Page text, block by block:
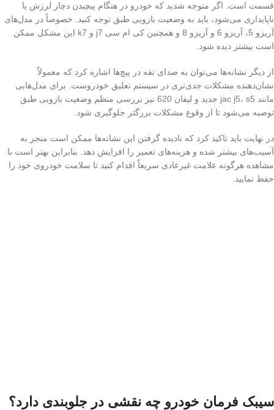
قسمت است. اگر متوجه شدید که خودرو در هنگام پیچیدن دچار لرزش یا
ناپایداری می‌شود، باید به وضعیت بازویی طبق توجه کنید. خصوصاً در مدل‌های
آریزو 5، آریزو 6 و آریزو 8 و همچنین کی ام سی j7 و k7 این مشکل ممکن
است بیشتر دیده شود.
از دیگر نشانه‌ها می‌توان به صدای تقه در پیچ‌ها اشاره کرد که معمولاً
نشان‌دهنده مشکلات جدی‌تری در سیستم تعلیق خودروست. برای مدل‌هایی
مانند jac j5، s5 جدید و لیفان 620 نیز بررسی منظم وضعیت بازویی طبق
توصیه می‌شود تا از وقوع مشکلات بزرگتر جلوگیری شود.
در نهایت باید تاکید کرد که نادیده گرفتن این نشانه‌ها ممکن است منجر به
آسیب‌های بیشتر شده و هزینه‌های تعمیر را افزایش دهد. بنابراین بهتر است با
مشاهده هرگونه علامت غیرعادی سریعاً اقدام کنید تا سلامت خودروی خود را
حفظ نمایید.
سیبک فرمان خودرو چه نقشی در جلوبندی دارد؟